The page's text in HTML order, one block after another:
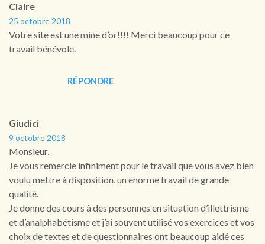
Claire
25 octobre 2018
Votre site est une mine d’or!!!! Merci beaucoup pour ce
travail bénévole.
RÉPONDRE
Giudici
9 octobre 2018
Monsieur,
Je vous remercie infiniment pour le travail que vous avez bien
voulu mettre à disposition, un énorme travail de grande
qualité.
Je donne des cours à des personnes en situation d’illettrisme
et d’analphabétisme et j’ai souvent utilisé vos exercices et vos
choix de textes et de questionnaires ont beaucoup aidé ces